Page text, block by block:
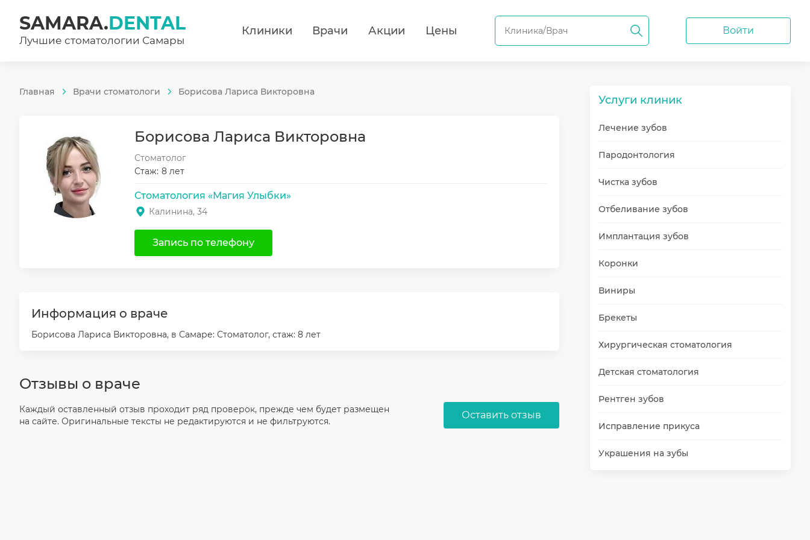
SAMARA.DENTAL
Лучшие стоматологии Самары
Клиники Врачи Акции Цены Войти
Главная Врачи стоматологи Борисова Лариса Викторовна
Борисова Лариса Викторовна
Стоматолог
Стаж: 8 лет
Стоматология «Магия Улыбки»
Калинина, 34
Запись по телефону
Информация о враче
Борисова Лариса Викторовна, в Самаре: Стоматолог, стаж: 8 лет
Отзывы о враче
Каждый оставленный отзыв проходит ряд проверок, прежде чем будет размещен
на сайте. Оригинальные тексты не редактируются и не фильтруются.
Оставить отзыв
Услуги клиник
Лечение зубов
Пародонтология
Чистка зубов
Отбеливание зубов
Имплантация зубов
Коронки
Виниры
Брекеты
Хирургическая стоматология
Детская стоматология
Рентген зубов
Исправление прикуса
Украшения на зубы